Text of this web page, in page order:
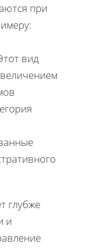
при
вид
глубже
и